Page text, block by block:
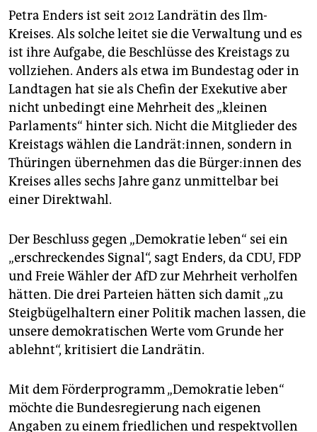
Petra Enders ist seit 2012 Landrätin des Ilm-
Kreises. Als solche leitet sie die Verwaltung und es
ist ihre Aufgabe, die Beschlüsse des Kreistags zu
vollziehen. Anders als etwa im Bundestag oder in
Landtagen hat sie als Chefin der Exekutive aber
nicht unbedingt eine Mehrheit des „kleinen
Parlaments“ hinter sich. Nicht die Mitglieder des
Kreistags wählen die Landrät:innen, sondern in
Thüringen übernehmen das die Bür­ge­r:in­nen des
Kreises alles sechs Jahre ganz unmittelbar bei
einer Direktwahl.
Der Beschluss gegen „Demokratie leben“ sei ein
„erschreckendes Signal“, sagt Enders, da CDU, FDP
und Freie Wähler der AfD zur Mehrheit verholfen
hätten. Die drei Parteien hätten sich damit „zu
Steigbügelhaltern einer Politik machen lassen, die
unsere demokratischen Werte vom Grunde her
ablehnt“, kritisiert die Landrätin.
Mit dem Förderprogramm „Demokratie leben“
möchte die Bundesregierung nach eigenen
Angaben zu einem friedlichen und respektvollen